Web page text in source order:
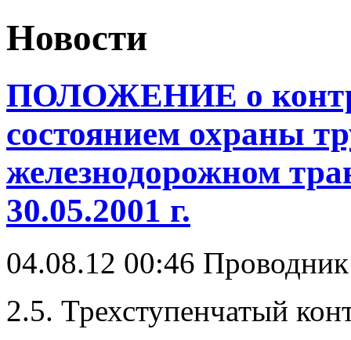
Новости
ПОЛОЖЕНИЕ о
состоянием охраны
железнодорожном
30.05.2001 г.
04.08.12 00:46
2.5. Трехступенчатый